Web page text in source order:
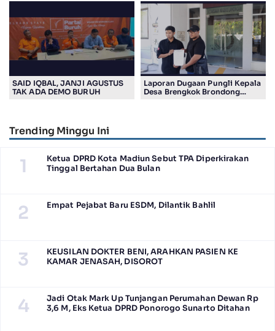
SAID IQBAL, JANJI AGUSTUS
TAK ADA DEMO BURUH
Laporan Dugaan Pungli Kepala
Desa Brengkok Brondong
Trending Minggu Ini
1
Ketua DPRD Kota Madiun Sebut TPA Diperkirakan
Tinggal Bertahan Dua Bulan
2 Empat Pejabat Baru ESDM, Dilantik Bahlil
3
KEUSILAN DOKTER BENI, ARAHKAN PASIEN KE
KAMAR JENASAH, DISOROT
4
Jadi Otak Mark Up Tunjangan Perumahan Dewan Rp
3,6 M, Eks Ketua DPRD Ponorogo Sunarto Ditahan